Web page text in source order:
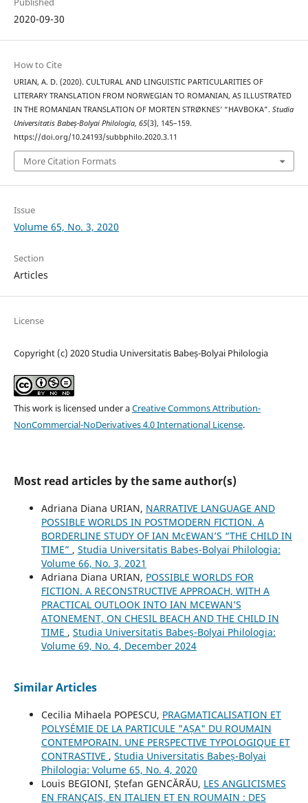
2020-09-30
How to Cite
URIAN, A. D. (2020). CULTURAL AND LINGUISTIC PARTICULARITIES OF
LITERARY TRANSLATION FROM NORWEGIAN TO ROMANIAN, AS ILLUSTRATED
IN THE ROMANIAN TRANSLATION OF MORTEN STRØKNES’ “HAVBOKA”. Studia
Universitatis Babeș-Bolyai Philologia, 65(3), 145–159.
https://doi.org/10.24193/subbphilo.2020.3.11
More Citation Formats
Issue
Volume 65, No. 3, 2020
Section
Articles
License
Copyright (c) 2020 Studia Universitatis Babeș-Bolyai Philologia
This work is licensed under aCreative Commons Attribution-
NonCommercial-NoDerivatives 4.0 International License.
Most read articles by the same author(s)
Adriana Diana URIAN, NARRATIVE LANGUAGE AND
POSSIBLE WORLDS IN POSTMODERN FICTION. A
BORDERLINE STUDY OF IAN McEWAN’S “THE CHILD IN
TIME” , Studia Universitatis Babeș-Bolyai Philologia:
Volume 66, No. 3, 2021
Adriana Diana URIAN, POSSIBLE WORLDS FOR
FICTION. A RECONSTRUCTIVE APPROACH, WITH A
PRACTICAL OUTLOOK INTO IAN MCEWAN’S
ATONEMENT, ON CHESIL BEACH AND THE CHILD IN
TIME , Studia Universitatis Babeș-Bolyai Philologia:
Volume 69, No. 4, December 2024
Similar Articles
Cecilia Mihaela POPESCU, PRAGMATICALISATION ET
POLYSÉMIE DE LA PARTICULE "AȘA" DU ROUMAIN
CONTEMPORAIN. UNE PERSPECTIVE TYPOLOGIQUE ET
CONTRASTIVE , Studia Universitatis Babeș-Bolyai
Philologia: Volume 65, No. 4, 2020
Louis BEGIONI, Ștefan GENCĂRĂU, LES ANGLICISMES
EN FRANÇAIS, EN ITALIEN ET EN ROUMAIN : DES